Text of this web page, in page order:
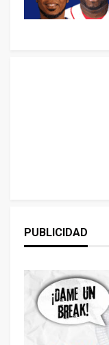
PUBLICIDAD